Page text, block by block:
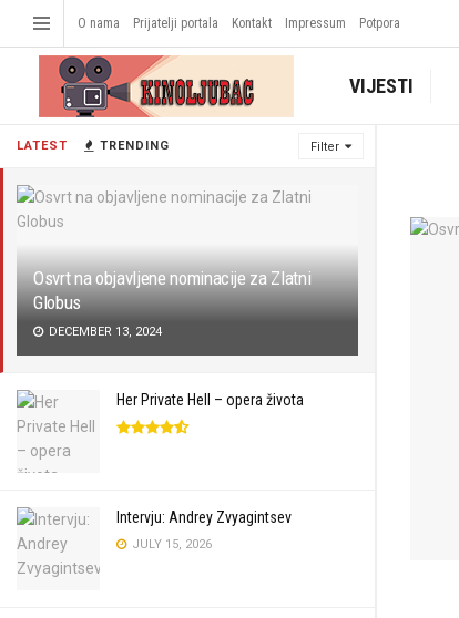
LATEST TRENDING Filter
Osvrt na objavljene nominacije za Zlatni
Globus
DECEMBER 13, 2024
Her Private Hell – opera života
Intervju: Andrey Zvyagintsev
JULY 15, 2026
O nama Prijatelji portala Kontakt Impressum Potpora
VIJESTI